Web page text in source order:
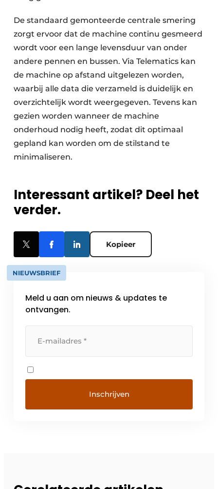
De standaard gemonteerde centrale smering
zorgt ervoor dat de machine continu gesmeerd
wordt voor een lange levensduur van onder
andere pennen en bussen. Via Telematics kan
de machine op afstand uitgelezen worden,
waarbij alle data die verzameld is duidelijk en
overzichtelijk wordt weergegeven. Tevens kan
gezien worden wanneer de machine
onderhoud nodig heeft, zodat dit optimaal
gepland kan worden om de stilstand te
minimaliseren.
Interessant artikel? Deel het
verder.
Kopieer
NIEUWSBRIEF
Meld u aan om nieuws & updates te
ontvangen.